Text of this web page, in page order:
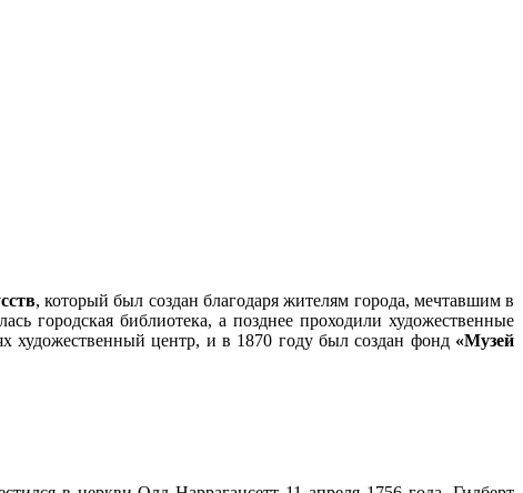
, который был создан благодаря жителям города, мечтавшим в
городская библиотека, а позднее проходили художественные
художественный центр, и в 1870 году был создан фонд «Музей